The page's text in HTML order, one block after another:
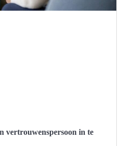
vertrouwenspersoon in te